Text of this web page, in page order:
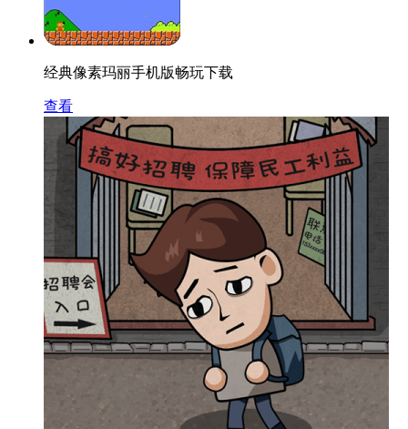
经典像素玛丽手机版畅玩下载
查看